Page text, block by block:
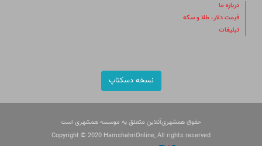
درباره ما
قیمت دلار، طلا و سکه
تبلیغات
نسخه دسکتاپ
حقوق همشهری‌آنلاین متعلق به موسسه همشهری است
Copyright © 2020 HamshahriOnline, All rights reserved